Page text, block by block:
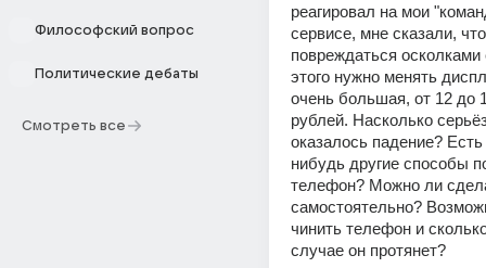
Философский вопрос
Политические дебаты
Смотреть все
реагировал на мои
сервисе, мне сказали,
повреждаться осколками
этого нужно менять
очень большая, от 12 до
рублей. Насколько
оказалось падение?
нибудь другие способы
телефон? Можно ли
самостоятельно?
чинить телефон и
случае он протянет?